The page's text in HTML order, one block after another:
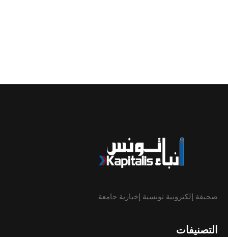
صحيفة إلكترونية تونسية إخبارية جامعة.
التصنيفات